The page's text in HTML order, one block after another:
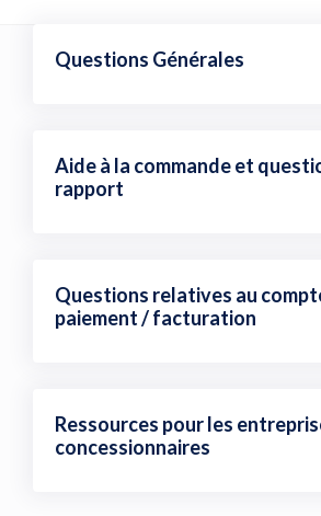
Questions Générales
Aide à la commande et
rapport
Questions relatives au
paiement / facturation
Ressources pour les
concessionnaires